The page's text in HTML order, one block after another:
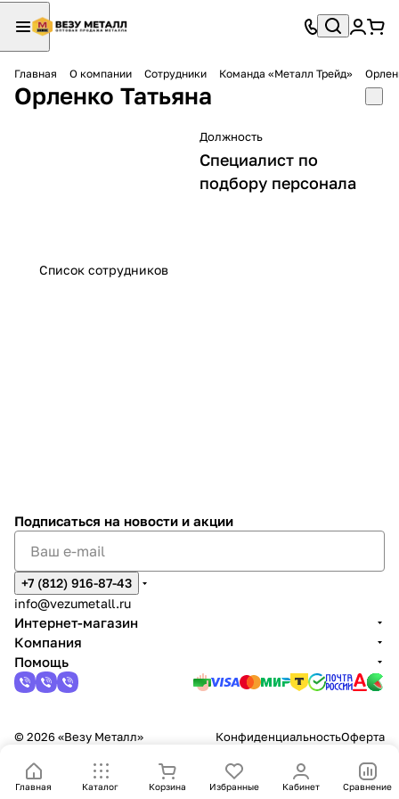
Главная О компании Сотрудники Команда «Металл Трейд»
Орленко Татьяна
Должность
Специалист по
подбору персонала
Список сотрудников
Главная Каталог Корзина Избранные Кабинет Сравнение
Подписаться на новости и акции
+7 (812) 916-87-43
info@vezumetall.ru
Интернет-магазин
Компания
Помощь
© 2026 «Везу Металл» КонфиденциальностьОферта